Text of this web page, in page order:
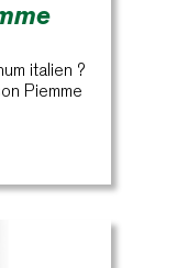
italien ?
Piemme